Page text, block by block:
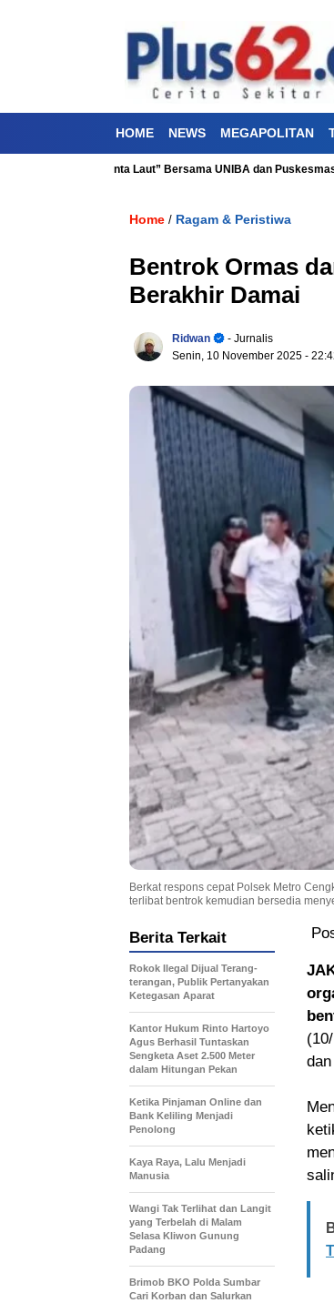
HOME NEWS MEGAPOLITAN
“Aku Cinta Laut” Bersama UNIBA dan Puskesmas
Home / Ragam & Peristiwa
Bentrok Ormas
Berakhir Damai
Ridwan
- Jurnalis
Senin, 10 November 2025 -
Berkat respons cepat Polsek Metro
terlibat bentrok kemudian bersedia
Berita Terkait
Rokok Ilegal Dijual Terang-
terangan, Publik Pertanyakan
Ketegasan Aparat
Kantor Hukum Rinto Hartoyo
Agus Berhasil Tuntaskan
Sengketa Aset 2.500 Meter
dalam Hitungan Pekan
Ketika Pinjaman Online dan
Bank Keliling Menjadi
Penolong
Kaya Raya, Lalu Menjadi
Manusia
Wangi Tak Terlihat dan Langit
yang Terbelah di Malam
Selasa Kliwon Gunung
Padang
Brimob BKO Polda Sumbar
Cari Korban dan Salurkan